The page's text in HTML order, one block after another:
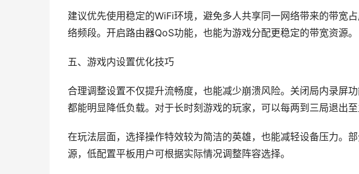
建议优先使用稳定的WiFi环境，避免多人共享同一网络带来的带宽
络频段。开启路由器QoS功能，也能为游戏分配更稳定的带宽资源。
五、游戏内设置优化技巧
合理调整设置不仅提升流畅度，也能减少崩溃风险。关闭局内录屏
都能明显降低负载。对于长时刻游戏的玩家，可以每两到三局退出
在玩法层面，选择操作特效较为简洁的英雄，也能减轻设备压力。
源，低配置平板用户可根据实际情况调整阵容选择。